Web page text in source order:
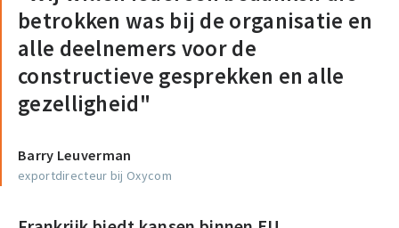
betrokken was bij de organisatie en
alle deelnemers voor de
constructieve gesprekken en alle
gezelligheid"
Barry Leuverman
exportdirecteur bij Oxycom